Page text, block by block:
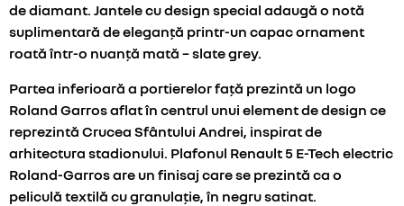
de diamant. Jantele cu design special adaugă o notă
suplimentară de eleganță printr-un capac ornament
roată într-o nuanță mată – slate grey.
Partea inferioară a portierelor față prezintă un logo
Roland Garros aflat în centrul unui element de design ce
reprezintă Crucea Sfântului Andrei, inspirat de
arhitectura stadionului. Plafonul Renault 5 E-Tech electric
Roland-Garros are un finisaj care se prezintă ca o
peliculă textilă cu granulație, în negru satinat.